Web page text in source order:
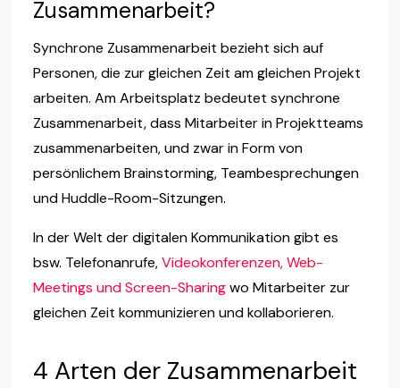
Zusammenarbeit?
Synchrone Zusammenarbeit bezieht sich auf
Personen, die zur gleichen Zeit am gleichen Projekt
arbeiten. Am Arbeitsplatz bedeutet synchrone
Zusammenarbeit, dass Mitarbeiter in Projektteams
zusammenarbeiten, und zwar in Form von
persönlichem Brainstorming, Teambesprechungen
und Huddle-Room-Sitzungen.
In der Welt der digitalen Kommunikation gibt es
bsw. Telefonanrufe,Videokonferenzen, Web-
Meetings und Screen-Sharingwo Mitarbeiter zur
gleichen Zeit kommunizieren und kollaborieren.
4 Arten der Zusammenarbeit